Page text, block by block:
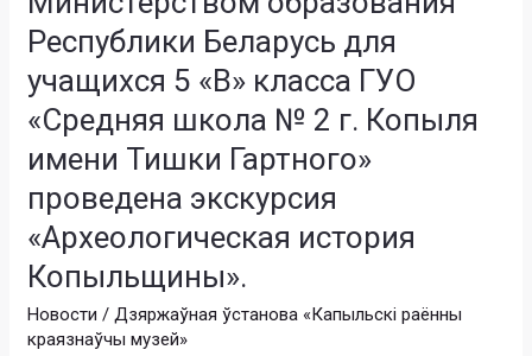
Республики Беларусь для
учащихся 5 «В» класса ГУО
«Средняя школа № 2 г. Копыля
имени Тишки Гартного»
проведена экскурсия
«Археологическая история
Копыльщины».
Новости /Дзяржаўная ўстанова «Капыльскі раённы
краязнаўчы музей»
между
Министерством
культуры
Республики
и
Министерством
образования
Республики
Беларусь
для
учащихся